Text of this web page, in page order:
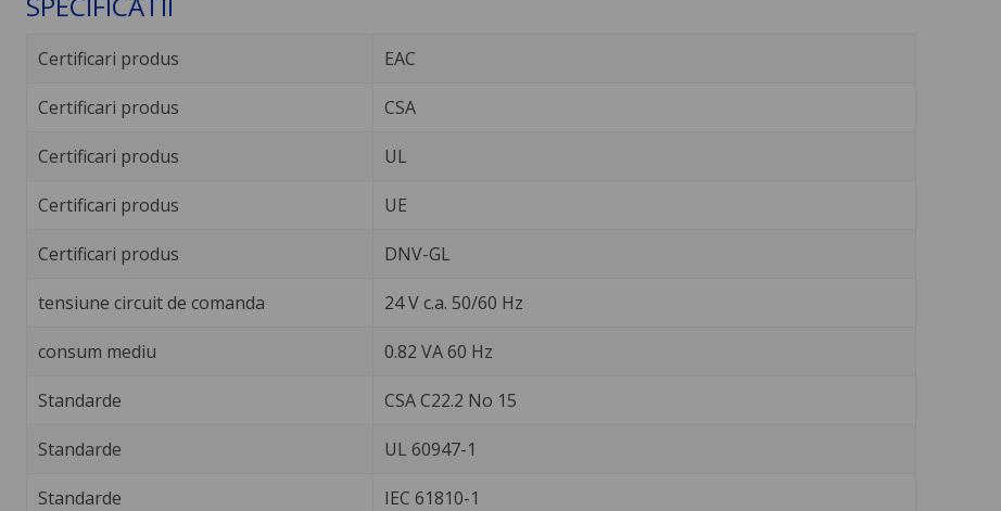
Certificari produs EAC
Certificari produs CSA
Certificari produs UL
Certificari produs UE
Certificari produs DNV-GL
tensiune circuit de comanda 24 V c.a. 50/60 Hz
consum mediu 0.82 VA 60 Hz
Standarde CSA C22.2 No 15
Standarde UL 60947-1
Standarde IEC 61810-1